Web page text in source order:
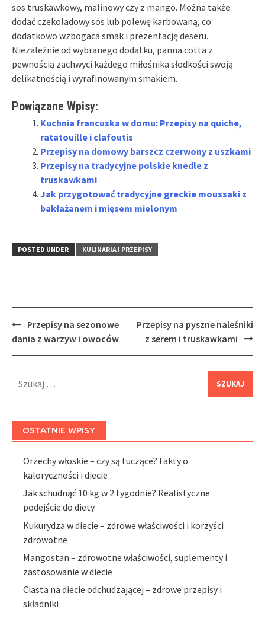
sos truskawkowy, malinowy czy z mango. Można także
dodać czekoladowy sos lub polewę karbowaną, co
dodatkowo wzbogaca smak i prezentację deseru.
Niezależnie od wybranego dodatku, panna cotta z
pewnością zachwyci każdego miłośnika słodkości swoją
delikatnością i wyrafinowanym smakiem.
Powiązane Wpisy:
Kuchnia francuska w domu: Przepisy na quiche,
ratatouille i clafoutis
Przepisy na domowy barszcz czerwony z uszkami
Przepisy na tradycyjne polskie knedle z
truskawkami
Jak przygotować tradycyjne greckie moussaki z
bakłażanem i mięsem mielonym
POSTED UNDER KULINARIA I PRZEPISY
Post
navigation
Przepisy na sezonowe
dania z warzyw i owoców
Przepisy na pyszne naleśniki
z serem i truskawkami
OSTATNIE WPISY
Orzechy włoskie – czy są tuczące? Fakty o
kaloryczności i diecie
Jak schudnąć 10 kg w 2 tygodnie? Realistyczne
podejście do diety
Kukurydza w diecie – zdrowe właściwości i korzyści
zdrowotne
Mangostan – zdrowotne właściwości, suplementy i
zastosowanie w diecie
Ciasta na diecie odchudzającej – zdrowe przepisy i
składniki